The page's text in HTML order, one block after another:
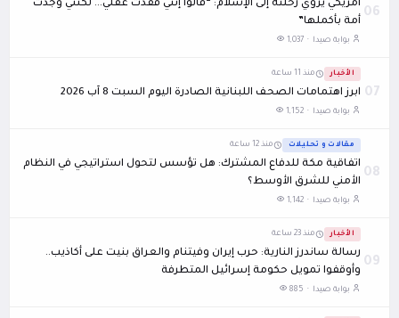
06
أمريكي يروي رحلته إلى الإسلام: “قالوا إنني فقدت عقلي… لكنني وجدت
أمة بأكملها”
بوابة صيدا · 1,037
07
الأخبار منذ 11 ساعة
ابرز اهتمامات الصحف اللبنانية الصادرة اليوم السبت 8 آب 2026
بوابة صيدا · 1,152
08
مقالات و تحليلات منذ 12 ساعة
اتفاقية مكة للدفاع المشترك: هل تؤسس لتحول استراتيجي في النظام
الأمني للشرق الأوسط؟
بوابة صيدا · 1,142
09
الأخبار منذ 23 ساعة
رسالة ساندرز النارية: حرب إيران وفيتنام والعراق بنيت على أكاذيب..
وأوقفوا تمويل حكومة إسرائيل المتطرفة
بوابة صيدا · 885